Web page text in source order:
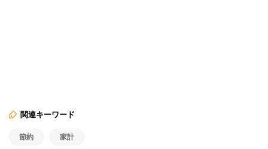
関連キーワード
節約 家計